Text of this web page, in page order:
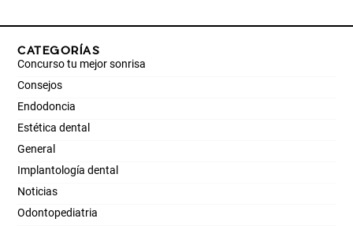
CATEGORÍAS
Concurso tu mejor sonrisa
Consejos
Endodoncia
Estética dental
General
Implantología dental
Noticias
Odontopediatria